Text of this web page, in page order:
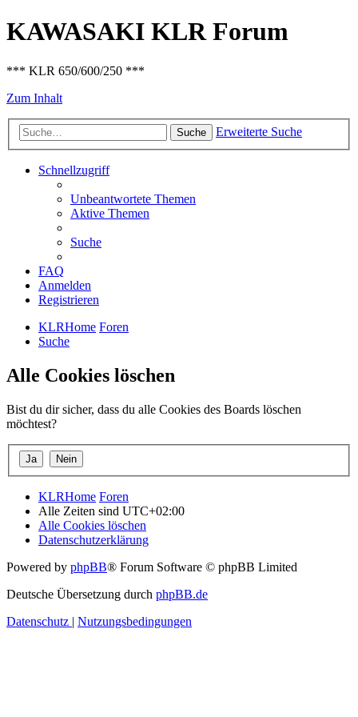
KAWASAKI KLR Forum
*** KLR 650/600/250 ***
Zum Inhalt
Suche Erweiterte Suche
Schnellzugriff
Unbeantwortete Themen
Aktive Themen
Suche
FAQ
Anmelden
Registrieren
KLRHome Foren
Suche
Alle Cookies löschen
Bist du dir sicher, dass du alle Cookies des Boards löschen
möchtest?
KLRHome Foren
Alle Zeiten sind UTC+02:00
Alle Cookies löschen
Datenschutzerklärung
Powered by phpBB® Forum Software © phpBB Limited
Deutsche Übersetzung durch phpBB.de
Datenschutz | Nutzungsbedingungen